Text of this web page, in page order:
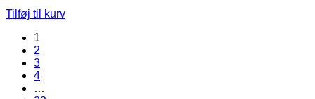
Tilføj til kurv
1
2
3
4
…